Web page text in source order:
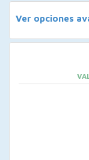
Ver opciones